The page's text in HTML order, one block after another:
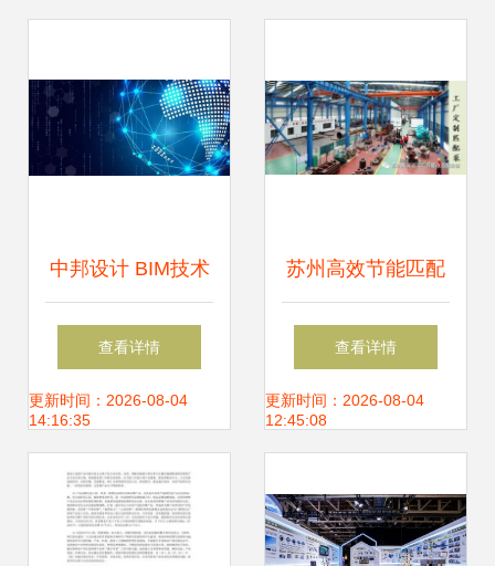
中邦设计 BIM技术
深耕应用与技术推
广并举见实效
查看详情
更新时间：2026-08-04
14:16:35
苏州高效节能匹配
泵 技术推广与应用
前景
查看详情
更新时间：2026-08-04
12:45:08